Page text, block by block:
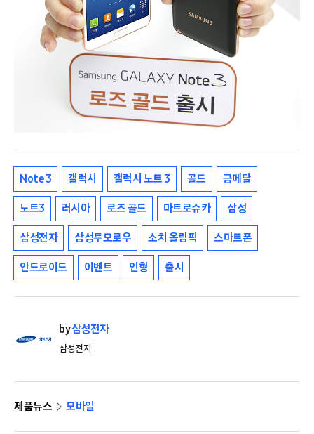
Note 3 갤럭시 갤럭시 노트 3 골드 금메달
노트3 러시아 로즈 골드 마트로슈카 삼성
삼성전자 삼성투모로우 소치 올림픽 스마트폰
안드로이드 이벤트 인형 출시
by삼성전자
삼성전자
제품뉴스 모바일